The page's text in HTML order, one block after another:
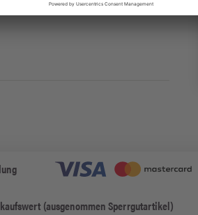
(ausgenommen Sperrgutartikel)